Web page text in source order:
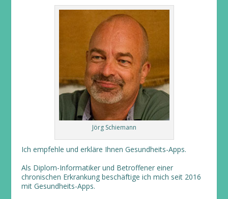
Jörg Schiemann
Ich empfehle und erkläre Ihnen Gesundheits-Apps.
Als Diplom-Informatiker und Betroffener einer
chronischen Erkrankung beschäftige ich mich seit 2016
mit Gesundheits-Apps.